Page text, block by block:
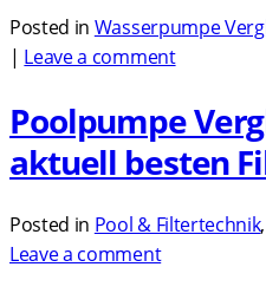
Posted in Wasserpumpe
| Leave a comment
Poolpumpe
aktuell besten
Posted in Pool & Filtertechnik,
Leave a comment